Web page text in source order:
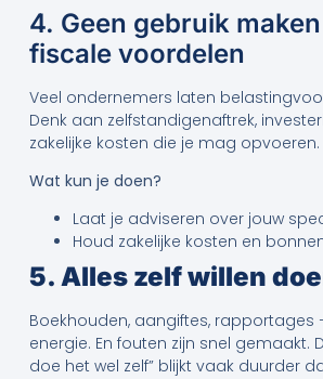
4. Geen gebruik
fiscale voordelen
Veel ondernemers laten
Denk aan zelfstandigenaftrek,
zakelijke kosten die je mag opvoeren.
Wat kun je doen?
Laat je adviseren over jouw
Houd zakelijke kosten en
5. Alles zelf willen
Boekhouden, aangiftes, rapportages
energie. En fouten zijn snel gemaakt.
doe het wel zelf” blijkt vaak duurder